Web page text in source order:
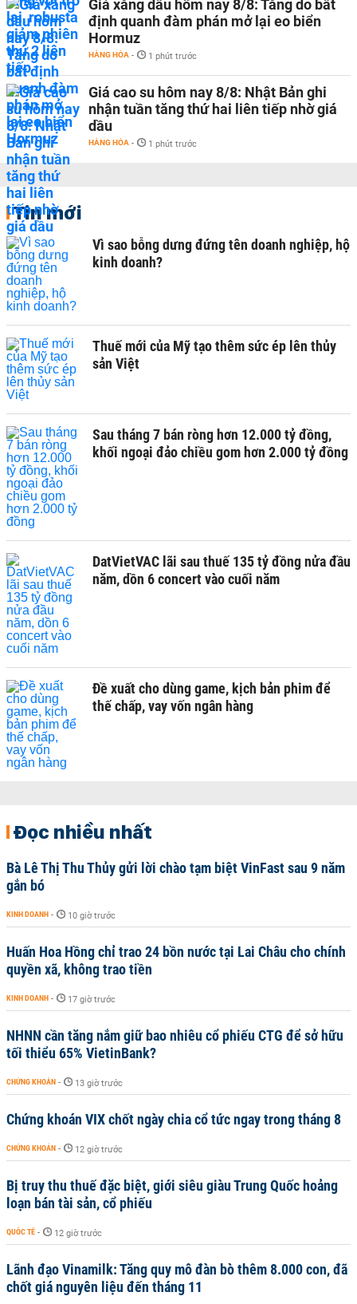
Giá xăng dầu hôm nay 8/8: Tăng do bất
định quanh đàm phán mở lại eo biển
Hormuz
HÀNG HÓA - 1 phút trước
Giá cao su hôm nay 8/8: Nhật Bản ghi
nhận tuần tăng thứ hai liên tiếp nhờ giá
dầu
HÀNG HÓA - 1 phút trước
Tin mới
Vì sao bỗng dưng đứng tên doanh nghiệp, hộ
kinh doanh?
Thuế mới của Mỹ tạo thêm sức ép lên thủy
sản Việt
Sau tháng 7 bán ròng hơn 12.000 tỷ đồng,
khối ngoại đảo chiều gom hơn 2.000 tỷ đồng
DatVietVAC lãi sau thuế 135 tỷ đồng nửa đầu
năm, dồn 6 concert vào cuối năm
Đề xuất cho dùng game, kịch bản phim để
thế chấp, vay vốn ngân hàng
Đọc nhiều nhất
Bà Lê Thị Thu Thủy gửi lời chào tạm biệt VinFast sau 9 năm
gắn bó
KINH DOANH - 10 giờ trước
Huấn Hoa Hồng chỉ trao 24 bồn nước tại Lai Châu cho chính
quyền xã, không trao tiền
KINH DOANH - 17 giờ trước
NHNN cần tăng nắm giữ bao nhiêu cổ phiếu CTG để sở hữu
tối thiểu 65% VietinBank?
CHỨNG KHOÁN - 13 giờ trước
Chứng khoán VIX chốt ngày chia cổ tức ngay trong tháng 8
CHỨNG KHOÁN - 12 giờ trước
Bị truy thu thuế đặc biệt, giới siêu giàu Trung Quốc hoảng
loạn bán tài sản, cổ phiếu
QUỐC TẾ - 12 giờ trước
Lãnh đạo Vinamilk: Tăng quy mô đàn bò thêm 8.000 con, đã
chốt giá nguyên liệu đến tháng 11